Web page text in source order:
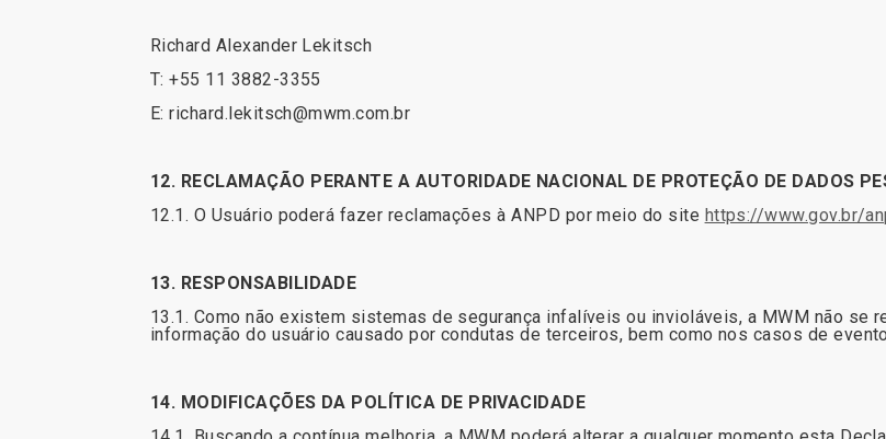
Richard Alexander Lekitsch
T: +55 11 3882-3355
E: richard.lekitsch@mwm.com.br
12. RECLAMAÇÃO PERANTE A AUTORIDADE NACIONAL DE PROTEÇÃO DE DADOS
12.1. O Usuário poderá fazer reclamações à ANPD por meio do site https://www.gov.br/
13. RESPONSABILIDADE
13.1. Como não existem sistemas de segurança infalíveis ou invioláveis, a MWM não se
informação do usuário causado por condutas de terceiros, bem como nos casos de
14. MODIFICAÇÕES DA POLÍTICA DE PRIVACIDADE